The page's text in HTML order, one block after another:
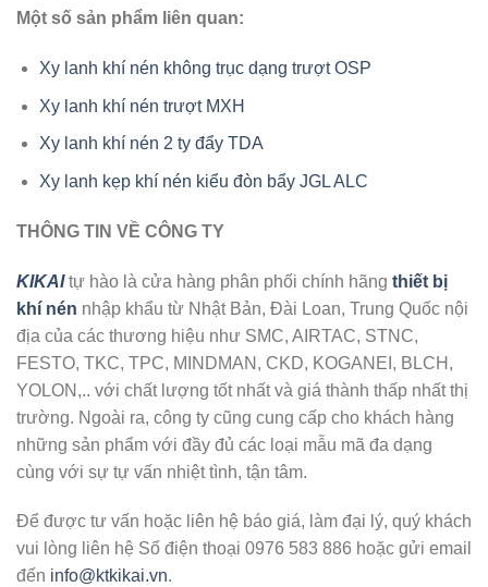
Một số sản phẩm liên quan:
Xy lanh khí nén không trục dạng trượt OSP
Xy lanh khí nén trượt MXH
Xy lanh khí nén 2 ty đẩy TDA
Xy lanh kẹp khí nén kiểu đòn bẩy JGL ALC
THÔNG TIN VỀ CÔNG TY
KIKAItự hào là cửa hàng phân phối chính hãng thiết bị
khí nén nhập khẩu từ Nhật Bản, Đài Loan, Trung Quốc nội
địa của các thương hiệu như SMC, AIRTAC, STNC,
FESTO, TKC, TPC, MINDMAN, CKD, KOGANEI, BLCH,
YOLON,.. với chất lượng tốt nhất và giá thành thấp nhất thị
trường. Ngoài ra, công ty cũng cung cấp cho khách hàng
những sản phẩm với đầy đủ các loại mẫu mã đa dạng
cùng với sự tự vấn nhiệt tình, tận tâm.
Để được tư vấn hoặc liên hệ báo giá, làm đại lý, quý khách
vui lòng liên hệ Số điện thoại 0976 583 886 hoặc gửi email
đến info@ktkikai.vn.